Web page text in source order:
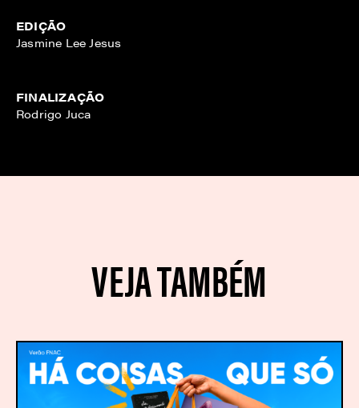
EDIÇÃO
Jasmine Lee Jesus
FINALIZAÇÃO
Rodrigo Juca
VEJA TAMBÉM